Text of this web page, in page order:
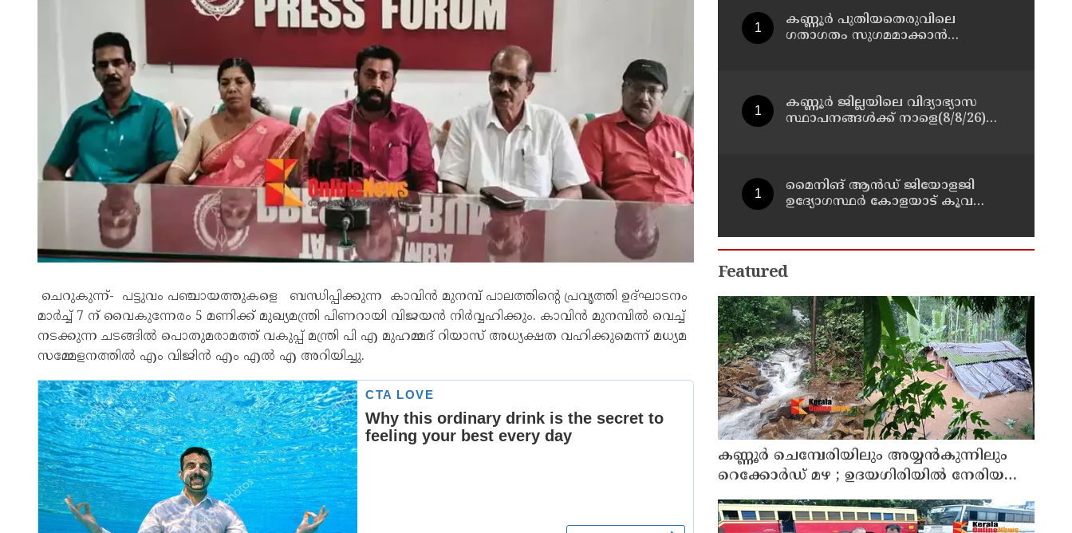
ചെറുകുന്ന്- പട്ടുവം പഞ്ചായത്തുകളെ ബന്ധിപ്പിക്കുന്ന കാവിൻ മുനമ്പ് പാലത്തിൻ്റെ പ്രവൃത്തി ഉദ്ഘാടനം
മാർച്ച് 7 ന് വൈകുന്നേരം 5 മണിക്ക് മുഖ്യമന്ത്രി പിണറായി വിജയൻ നിർവ്വഹിക്കും. കാവിൻ മുനമ്പിൽ വെച്ച്
നടക്കുന്ന ചടങ്ങിൽ പൊതുമരാമത്ത് വകുപ്പ് മന്ത്രി പി എ മുഹമ്മദ് റിയാസ് അധ്യക്ഷത വഹിക്കുമെന്ന് മധ്യമ
സമ്മേളനത്തിൽ എം വിജിൻ എം എൽ എ അറിയിച്ചു.
കണ്ണൂർ പുതിയതെരുവിലെ
ഗതാഗതം സുഗമമാക്കാന്‍
കണ്ണൂർ ജില്ലയിലെ വിദ്യാഭ്യാസ
സ്ഥാപനങ്ങള്‍ക്ക് നാളെ(8/8/26)
മൈനിങ് ആൻഡ്​ ജിയോളജി
ഉദ്യോഗസ്ഥർ കോളയാട് കൂവ
Featured
കണ്ണൂർ ചെമ്പേരിയിലും അയ്യൻകുന്നിലും
റെക്കോർഡ് മഴ ; ഉദയഗിരിയിൽ നേരിയ
ഉരുൾപൊട്ടൽ; 13 പേരെ ക്യാമ്പിലേക്ക് മാറ്റി